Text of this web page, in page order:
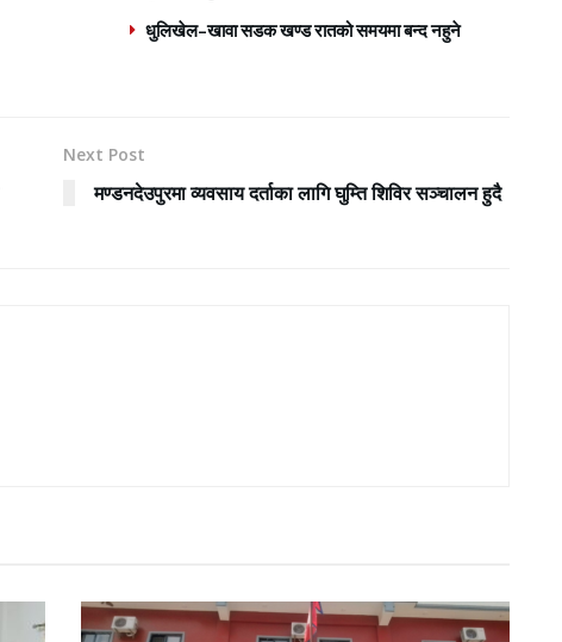
धुलिखेल–खावा सडक खण्ड रातको समयमा बन्द नहुने
Next Post
मण्डनदेउपुरमा व्यवसाय दर्ताका लागि घुम्ति शिविर सञ्चालन हुदै